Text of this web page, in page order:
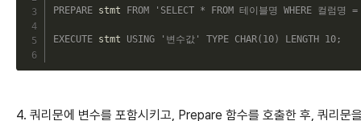
PREPARE stmt FROM 'SELECT * FROM 테이블명 WHERE 컬럼명
EXECUTE stmt USING '변수값' TYPE CHAR( 10) LENGTH 10;
4. 쿼리문에 변수를 포함시키고, Prepare 함수를 호출한 후, 쿼리문